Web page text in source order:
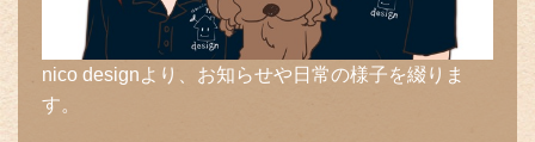
nico designより、お知らせや日常の様子を綴りま
す。